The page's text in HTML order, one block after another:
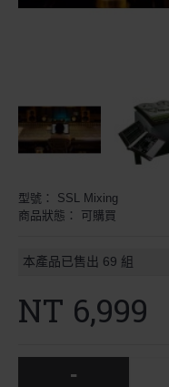
型號： SSL Mixing
商品狀態： 可購買
本產品已售出 69 組
NT 6,999
-